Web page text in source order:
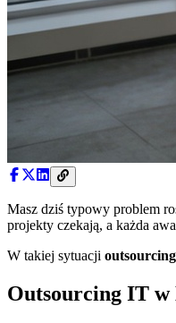
Masz dziś typowy problem
projekty czekają, a każda
W takiej sytuacji
Outsourcing IT